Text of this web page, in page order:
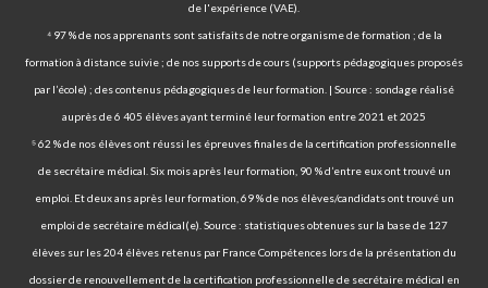
de l'expérience (VAE).
⁴ 97 % de nos apprenants sont satisfaits de notre organisme de formation ; de la
formation à distance suivie ; de nos supports de cours (supports pédagogiques proposés
par l’école) ; des contenus pédagogiques de leur formation. | Source : sondage réalisé
auprès de 6 405 élèves ayant terminé leur formation entre 2021 et 2025
⁵ 62 % de nos élèves ont réussi les épreuves finales de la certification professionnelle
de secrétaire médical. Six mois après leur formation, 90 % d’entre eux ont trouvé un
emploi. Et deux ans après leur formation, 69 % de nos élèves/candidats ont trouvé un
emploi de secrétaire médical(e). Source : statistiques obtenues sur la base de 127
élèves sur les 204 élèves retenus par France Compétences lors de la présentation du
dossier de renouvellement de la certification professionnelle de secrétaire médical en